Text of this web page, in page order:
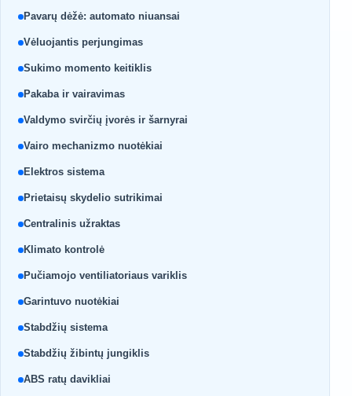
Pavarų dėžė: automato niuansai
Vėluojantis perjungimas
Sukimo momento keitiklis
Pakaba ir vairavimas
Valdymo svirčių įvorės ir šarnyrai
Vairo mechanizmo nuotėkiai
Elektros sistema
Prietaisų skydelio sutrikimai
Centralinis užraktas
Klimato kontrolė
Pučiamojo ventiliatoriaus variklis
Garintuvo nuotėkiai
Stabdžių sistema
Stabdžių žibintų jungiklis
ABS ratų davikliai